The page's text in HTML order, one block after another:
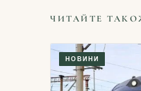
ЧИТАЙТЕ
НОВИНИ